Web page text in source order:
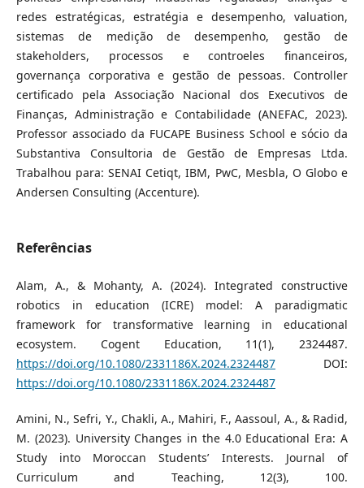
redes estratégicas, estratégia e desempenho, valuation,
sistemas de medição de desempenho, gestão de
stakeholders, processos e controeles financeiros,
governança corporativa e gestão de pessoas. Controller
certificado pela Associação Nacional dos Executivos de
Finanças, Administração e Contabilidade (ANEFAC, 2023).
Professor associado da FUCAPE Business School e sócio da
Substantiva Consultoria de Gestão de Empresas Ltda.
Trabalhou para: SENAI Cetiqt, IBM, PwC, Mesbla, O Globo e
Andersen Consulting (Accenture).
Referências
Alam, A., & Mohanty, A. (2024). Integrated constructive
robotics in education (ICRE) model: A paradigmatic
framework for transformative learning in educational
ecosystem. Cogent Education, 11(1), 2324487.
https://doi.org/10.1080/2331186X.2024.2324487DOI:
https://doi.org/10.1080/2331186X.2024.2324487
Amini, N., Sefri, Y., Chakli, A., Mahiri, F., Aassoul, A., & Radid,
M. (2023). University Changes in the 4.0 Educational Era: A
Study into Moroccan Students’ Interests. Journal of
Curriculum and Teaching, 12(3), 100.